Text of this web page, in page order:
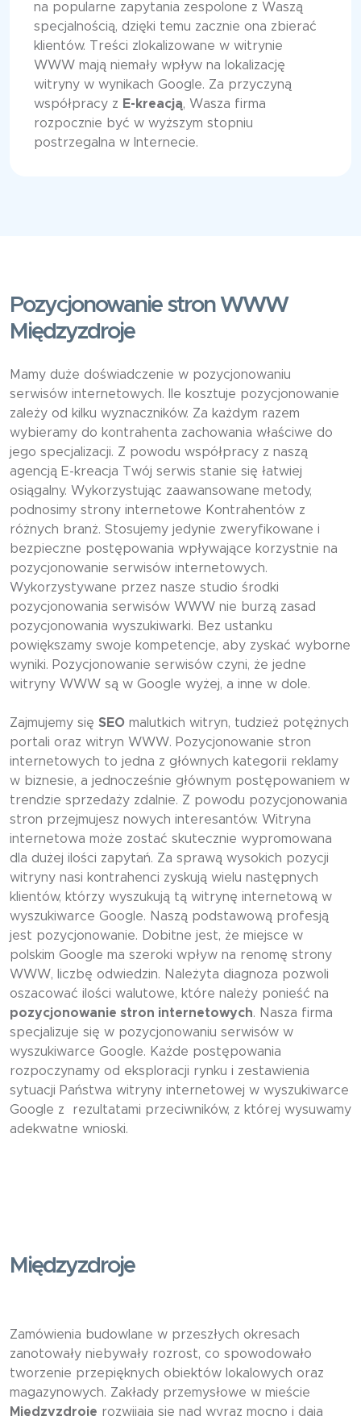
na popularne zapytania zespolone z Waszą
specjalnością, dzięki temu zacznie ona zbierać
klientów. Treści zlokalizowane w witrynie
WWW mają niemały wpływ na lokalizację
witryny w wynikach Google. Za przyczyną
współpracy z E-kreacją, Wasza firma
rozpocznie być w wyższym stopniu
postrzegalna w Internecie.
Pozycjonowanie stron WWW
Międzyzdroje
Mamy duże doświadczenie w pozycjonowaniu
serwisów internetowych. Ile kosztuje pozycjonowanie
zależy od kilku wyznaczników. Za każdym razem
wybieramy do kontrahenta zachowania właściwe do
jego specjalizacji. Z powodu współpracy z naszą
agencją E-kreacja Twój serwis stanie się łatwiej
osiągalny. Wykorzystując zaawansowane metody,
podnosimy strony internetowe Kontrahentów z
różnych branż. Stosujemy jedynie zweryfikowane i
bezpieczne postępowania wpływające korzystnie na
pozycjonowanie serwisów internetowych.
Wykorzystywane przez nasze studio środki
pozycjonowania serwisów WWW nie burzą zasad
pozycjonowania wyszukiwarki. Bez ustanku
powiększamy swoje kompetencje, aby zyskać wyborne
wyniki. Pozycjonowanie serwisów czyni, że jedne
witryny WWW są w Google wyżej, a inne w dole.
Zajmujemy się SEO malutkich witryn, tudzież potężnych
portali oraz witryn WWW. Pozycjonowanie stron
internetowych to jedna z głównych kategorii reklamy
w biznesie, a jednocześnie głównym postępowaniem w
trendzie sprzedaży zdalnie. Z powodu pozycjonowania
stron przejmujesz nowych interesantów. Witryna
internetowa może zostać skutecznie wypromowana
dla dużej ilości zapytań. Za sprawą wysokich pozycji
witryny nasi kontrahenci zyskują wielu następnych
klientów, którzy wyszukują tą witrynę internetową w
wyszukiwarce Google. Naszą podstawową profesją
jest pozycjonowanie. Dobitne jest, że miejsce w
polskim Google ma szeroki wpływ na renomę strony
WWW, liczbę odwiedzin. Należyta diagnoza pozwoli
oszacować ilości walutowe, które należy ponieść na
pozycjonowanie stron internetowych. Nasza firma
specjalizuje się w pozycjonowaniu serwisów w
wyszukiwarce Google. Każde postępowania
rozpoczynamy od eksploracji rynku i zestawienia
sytuacji Państwa witryny internetowej w wyszukiwarce
Google z rezultatami przeciwników, z której wysuwamy
adekwatne wnioski.
Międzyzdroje
Zamówienia budowlane w przeszłych okresach
zanotowały niebywały rozrost, co spowodowało
tworzenie przepięknych obiektów lokalowych oraz
magazynowych. Zakłady przemysłowe w mieście
Międzyzdroje rozwijają się nad wyraz mocno i dają